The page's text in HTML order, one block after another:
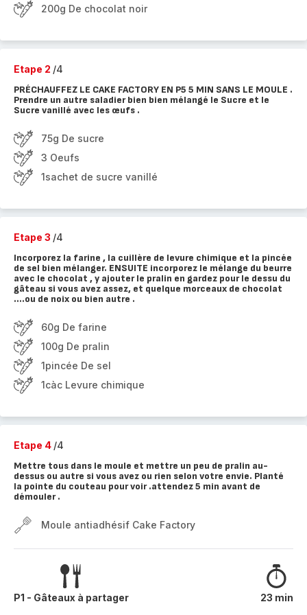
200g De chocolat noir
Etape 2 /4
PRÉCHAUFFEZ LE CAKE FACTORY EN P5 5 MIN SANS LE MOULE .
Prendre un autre saladier bien bien mélangé le Sucre et le
Sucre vanillé avec les œufs .
75g De sucre
3 Oeufs
1sachet de sucre vanillé
Etape 3 /4
Incorporez la farine , la cuillère de levure chimique et la pincée
de sel bien mélanger. ENSUITE incorporez le mélange du beurre
avec le chocolat , y ajouter le pralin en gardez pour le dessu du
gâteau si vous avez assez, et quelque morceaux de chocolat
....ou de noix ou bien autre .
60g De farine
100g De pralin
1pincée De sel
1càc Levure chimique
Etape 4 /4
Mettre tous dans le moule et mettre un peu de pralin au-
dessus ou autre si vous avez ou rien selon votre envie. Planté
la pointe du couteau pour voir .attendez 5 min avant de
démouler .
Moule antiadhésif Cake Factory
P1 - Gâteaux à partager 23 min